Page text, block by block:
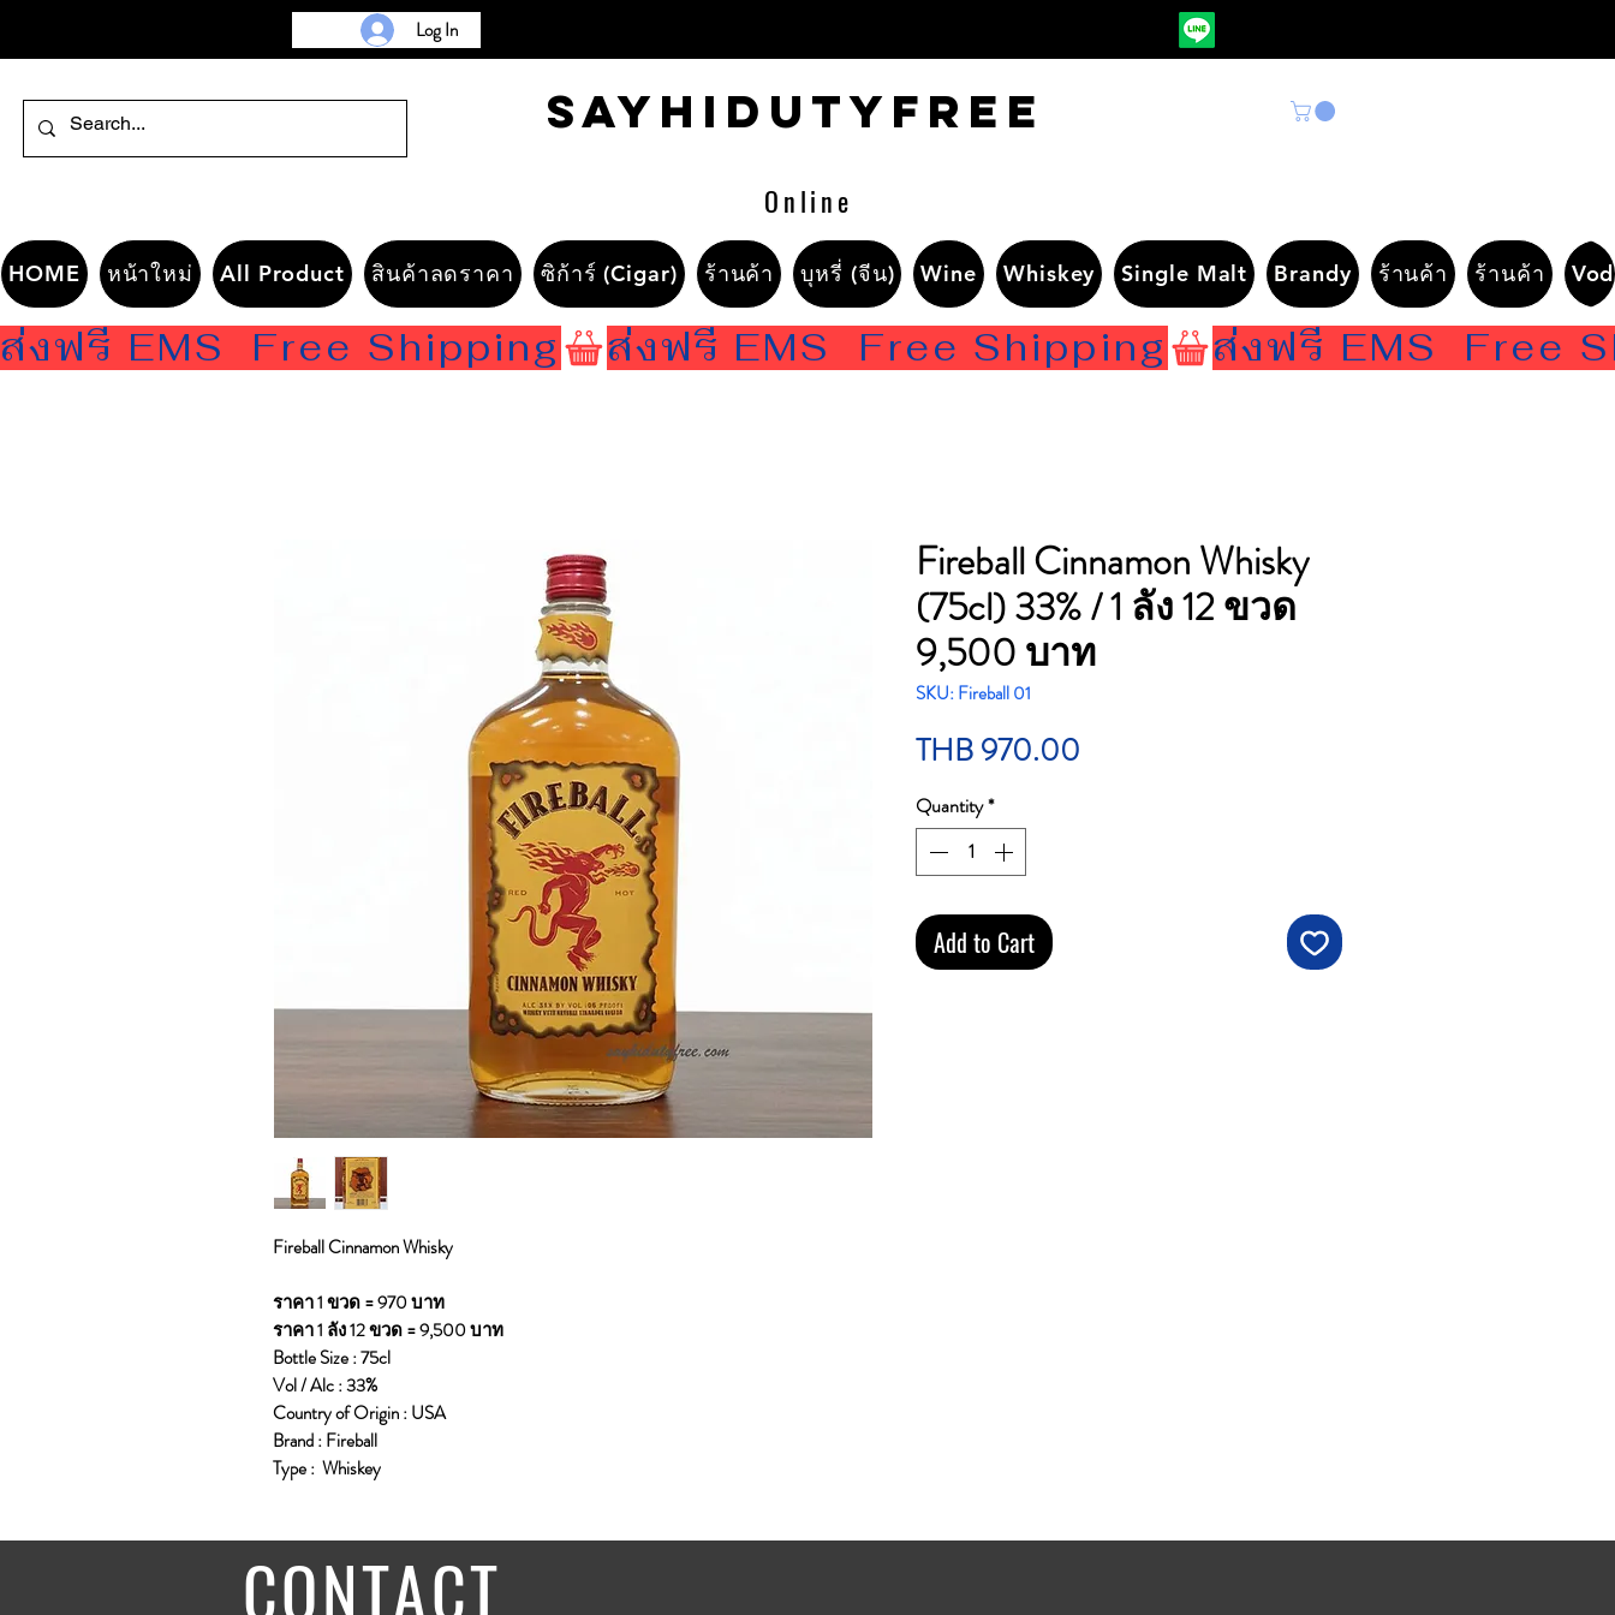
Log In
Sayhidutyfree
Online
HOME หน้าใหม่ All Product สินค้าลดราคา ซิก้าร์ (Cigar) ร้านค้า บุหรี่ (จีน) Wine Whiskey Single Malt Brandy ร้านค้า ร้านค้า
ส่งฟรี EMS  Free Shipping
Fireball Cinnamon Whisky
ราคา 1 ขวด = 970 บาท
ราคา 1 ลัง 12 ขวด = 9,500 บาท
Bottle Size : 75cl
Vol / Alc : 33%
Country of Origin : USA
Brand : Fireball
Type : Whiskey
Fireball Cinnamon Whisky
(75cl) 33% / 1 ลัง 12 ขวด
9,500 บาท
SKU: Fireball 01
THB 970.00
Quantity*
Add to Cart
CONTACT